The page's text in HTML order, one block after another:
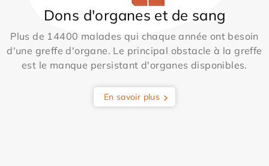
Dons d'organes et de sang
Plus de 14400 malades qui chaque année ont besoin
d'une greffe d'organe. Le principal obstacle à la greffe
est le manque persistant d'organes disponibles.
En savoir plus